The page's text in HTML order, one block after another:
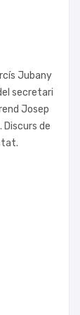
Jubany
secretari
Josep
Discurs de